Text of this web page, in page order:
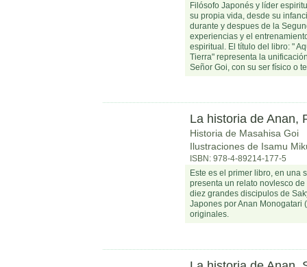
Filósofo Japonés y líder
su propia vida, desde su
durante y despues de la
experiencias y el
espiritual. El título del libro: "
Tierra" representa la
Señor Goi, con su ser físico o
La historia de Anan,
Historia de Masahisa Goi
Ilustraciones de Isamu
ISBN: 978-4-89214-177-5
Este es el primer libro, en una
presenta un relato novlesco
diez grandes discipulos de
Japones por Anan Monogatari
originales.